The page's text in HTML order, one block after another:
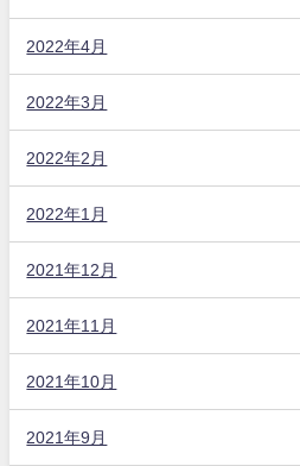
2022年4月
2022年3月
2022年2月
2022年1月
2021年12月
2021年11月
2021年10月
2021年9月